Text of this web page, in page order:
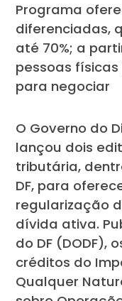
Programa
diferenciadas,
até 70%; a
pessoas
para negociar
O Governo do
lançou dois
tributária,
DF, para
regularização
dívida ativa.
do DF (DODF),
créditos do
Qualquer